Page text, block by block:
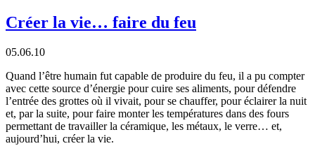
Créer la vie… faire du feu
05.06.10
Quand l’être humain fut capable de produire du feu, il a pu compter
avec cette source d’énergie pour cuire ses aliments, pour défendre
l’entrée des grottes où il vivait, pour se chauffer, pour éclairer la nuit
et, par la suite, pour faire monter les températures dans des fours
permettant de travailler la céramique, les métaux, le verre… et,
aujourd’hui, créer la vie.